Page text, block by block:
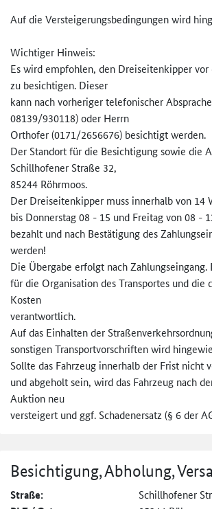
Auf die Versteigerungsbedingungen wird
Wichtiger Hinweis:
Es wird empfohlen, den Dreiseitenkipper vor
zu besichtigen. Dieser
kann nach vorheriger telefonischer
08139/930118) oder Herrn
Orthofer (0171/2656676) besichtigt werden.
Der Standort für die Besichtigung sowie die
Schillhofener Straße 32,
85244 Röhrmoos.
Der Dreiseitenkipper muss innerhalb von 14
bis Donnerstag 08 - 15 und Freitag von 08 -
bezahlt und nach Bestätigung des
werden!
Die Übergabe erfolgt nach
für die Organisation des Transportes und die
Kosten
verantwortlich.
Auf das Einhalten der
sonstigen Transportvorschriften wird
Sollte das Fahrzeug innerhalb der Frist nicht
und abgeholt sein, wird das Fahrzeug nach
Auktion neu
versteigert und ggf. Schadenersatz (§ 6 der
Besichtigung, Abholung,
Straße: Schillhofener